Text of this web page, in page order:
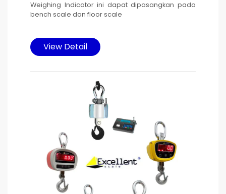
Weighing Indicator ini dapat dipasangkan pada
bench scale dan floor scale
disesuaikan sesuai kebutuhan pemakai.
View Detail